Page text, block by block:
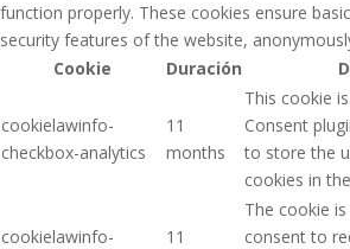
function properly. These cookies ensure
security features of the website,
Cookie
Duración
cookielawinfo-
checkbox-analytics
11
months
This cookie
Consent
to store the
cookies in
cookielawinfo-
11
The cookie
consent to